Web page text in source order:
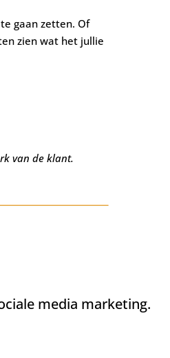
gaan zetten. Of
zien wat het jullie
van de klant.
media marketing.